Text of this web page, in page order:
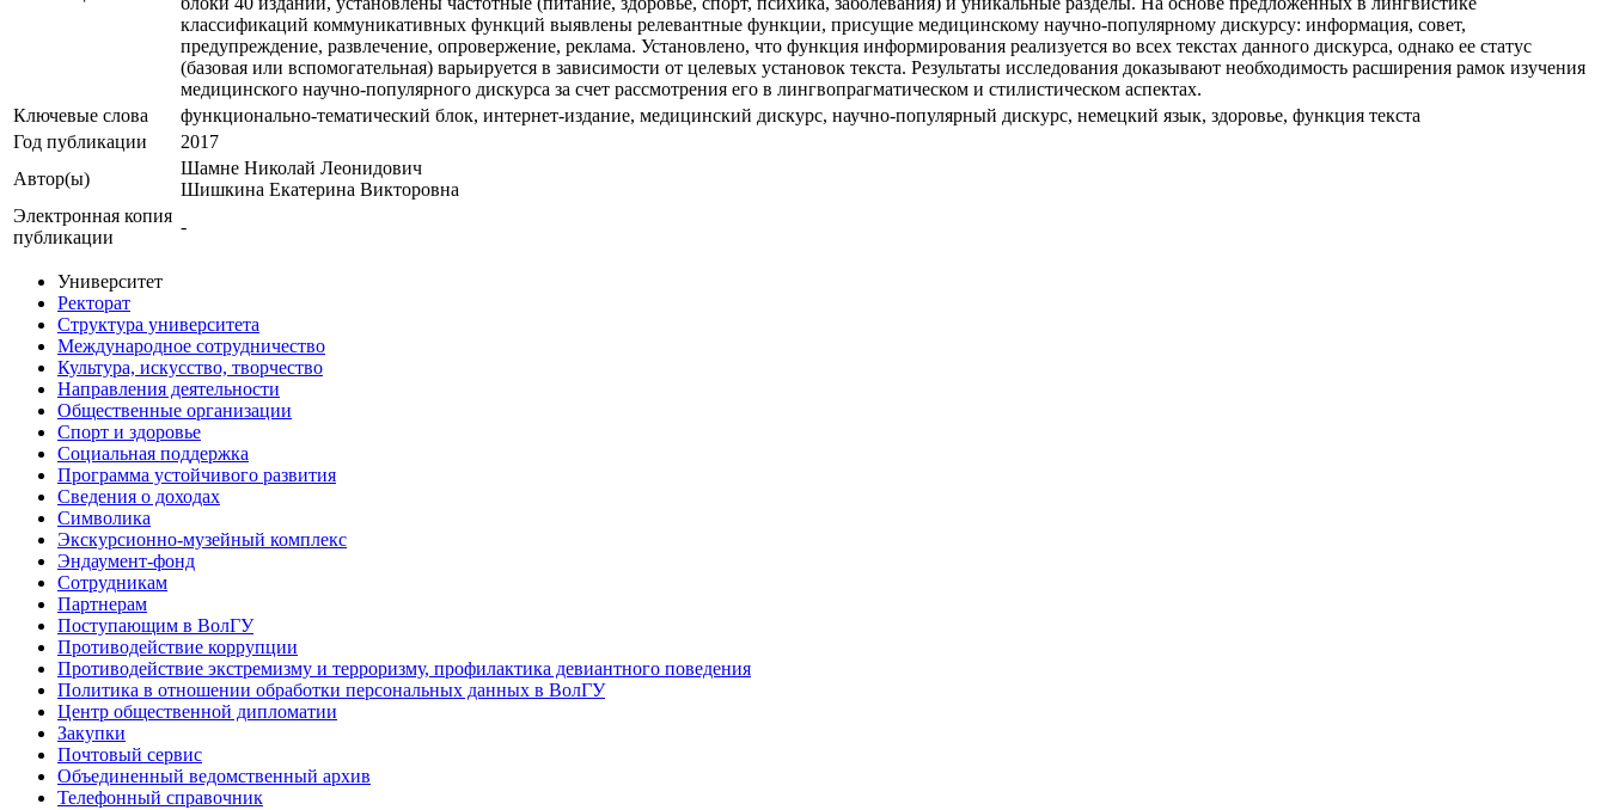
классификаций коммуникативных функций выявлены релевантные функции, присущие медицинскому научно-популярному дискурсу: информация, совет,
предупреждение, развлечение, опровержение, реклама. Установлено, что функция информирования реализуется во всех текстах данного дискурса, однако ее статус
(базовая или вспомогательная) варьируется в зависимости от целевых установок текста. Результаты исследования доказывают необходимость расширения рамок изучения
медицинского научно-популярного дискурса за счет рассмотрения его в лингвопрагматическом и стилистическом аспектах.
Ключевые cлова
функционально-тематический блок, интернет-издание, медицинский дискурс, научно-популярный дискурс, немецкий язык, здоровье, функция текста
Год публикации
2017
Автор(ы)
Шамне Николай Леонидович
Шишкина Екатерина Викторовна
Электронная копия
публикации
-
Университет
Ректорат
Структура университета
Международное сотрудничество
Культура, искусство, творчество
Направления деятельности
Общественные организации
Спорт и здоровье
Социальная поддержка
Программа устойчивого развития
Сведения о доходах
Символика
Экскурсионно-музейный комплекс
Эндаумент-фонд
Сотрудникам
Партнерам
Поступающим в ВолГУ
Противодействие коррупции
Противодействие экстремизму и терроризму, профилактика девиантного поведения
Политика в отношении обработки персональных данных в ВолГУ
Центр общественной дипломатии
Закупки
Почтовый сервис
Объединенный ведомственный архив
Телефонный справочник